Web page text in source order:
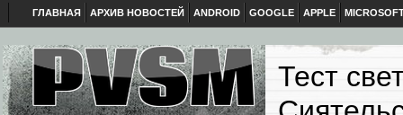
ГЛАВНАЯ АРХИВ НОВОСТЕЙ ANDROID GOOGLE APPLE
Тест